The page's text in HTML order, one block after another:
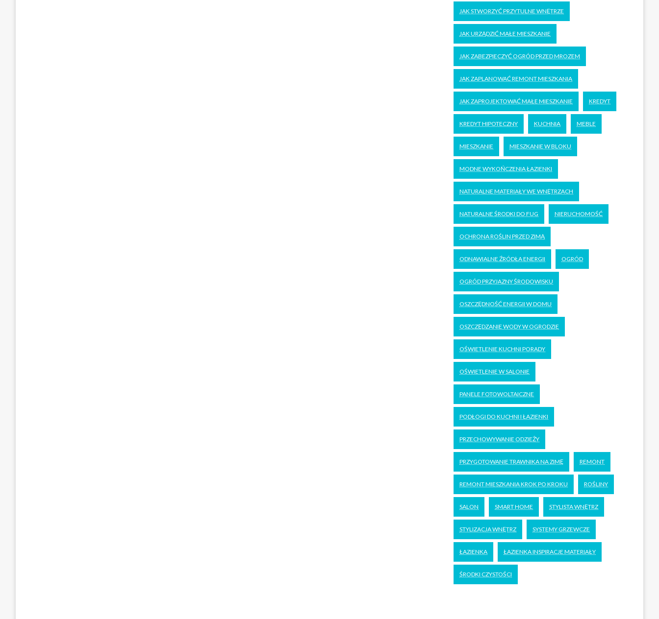
JAK STWORZYĆ PRZYTULNE WNĘTRZE
JAK URZĄDZIĆ MAŁE MIESZKANIE
JAK ZABEZPIECZYĆ OGRÓD PRZED MROZEM
JAK ZAPLANOWAĆ REMONT MIESZKANIA
JAK ZAPROJEKTOWAĆ MAŁE MIESZKANIE KREDYT
KREDYT HIPOTECZNY KUCHNIA MEBLE
MIESZKANIE MIESZKANIE W BLOKU
MODNE WYKOŃCZENIA ŁAZIENKI
NATURALNE MATERIAŁY WE WNĘTRZACH
NATURALNE ŚRODKI DO FUG NIERUCHOMOŚĆ
OCHRONA ROŚLIN PRZED ZIMĄ
ODNAWIALNE ŹRÓDŁA ENERGII OGRÓD
OGRÓD PRZYJAZNY ŚRODOWISKU
OSZCZĘDNOŚĆ ENERGII W DOMU
OSZCZĘDZANIE WODY W OGRODZIE
OŚWIETLENIE KUCHNI PORADY
OŚWIETLENIE W SALONIE
PANELE FOTOWOLTAICZNE
PODŁOGI DO KUCHNI I ŁAZIENKI
PRZECHOWYWANIE ODZIEŻY
PRZYGOTOWANIE TRAWNIKA NA ZIMĘ REMONT
REMONT MIESZKANIA KROK PO KROKU ROŚLINY
SALON SMART HOME STYLISTA WNĘTRZ
STYLIZACJA WNĘTRZ SYSTEMY GRZEWCZE
ŁAZIENKA ŁAZIENKA INSPIRACJE MATERIAŁY
ŚRODKI CZYSTOŚCI